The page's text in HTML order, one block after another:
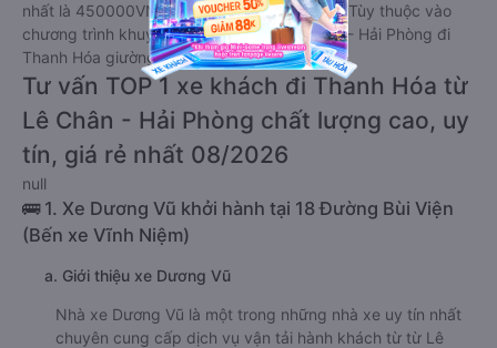
nhất là 450000VND của hãng xe Dương Vũ. Tùy thuộc vào
chương trình khuyến mãi, giá vé Xe Lê Chân - Hải Phòng đi
Thanh Hóa giường nằm này có thể sẽ rẻ hơn.
Tư vấn TOP 1 xe khách đi Thanh Hóa từ
Lê Chân - Hải Phòng chất lượng cao, uy
tín, giá rẻ nhất 08/2026
null
🚌 1. Xe Dương Vũ khởi hành tại 18 Đường Bùi Viện
(Bến xe Vĩnh Niệm)
a. Giới thiệu xe Dương Vũ
Nhà xe Dương Vũ là một trong những nhà xe uy tín nhất
chuyên cung cấp dịch vụ vận tải hành khách từ từ Lê